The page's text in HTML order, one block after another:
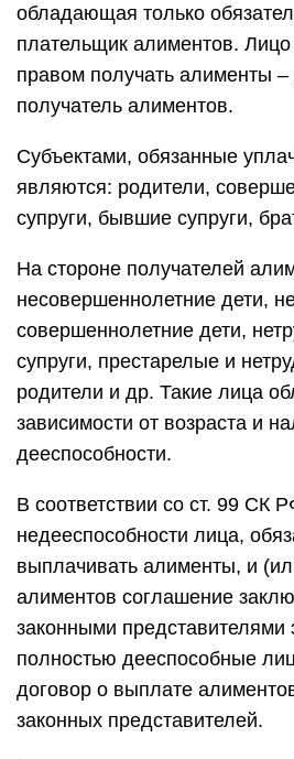
обладающая только
плательщик алиментов.
правом получать алименты –
получатель алиментов.
Субъектами, обязанные
являются: родители,
супруги, бывшие супруги,
На стороне получателей
несовершеннолетние дети,
совершеннолетние дети,
супруги, престарелые и
родители и др. Такие лица
зависимости от возраста и
дееспособности.
В соответствии со ст. 99 СК
недееспособности лица,
выплачивать алименты, и
алиментов соглашение
законными представителями
полностью дееспособные
договор о выплате
законных представителей.